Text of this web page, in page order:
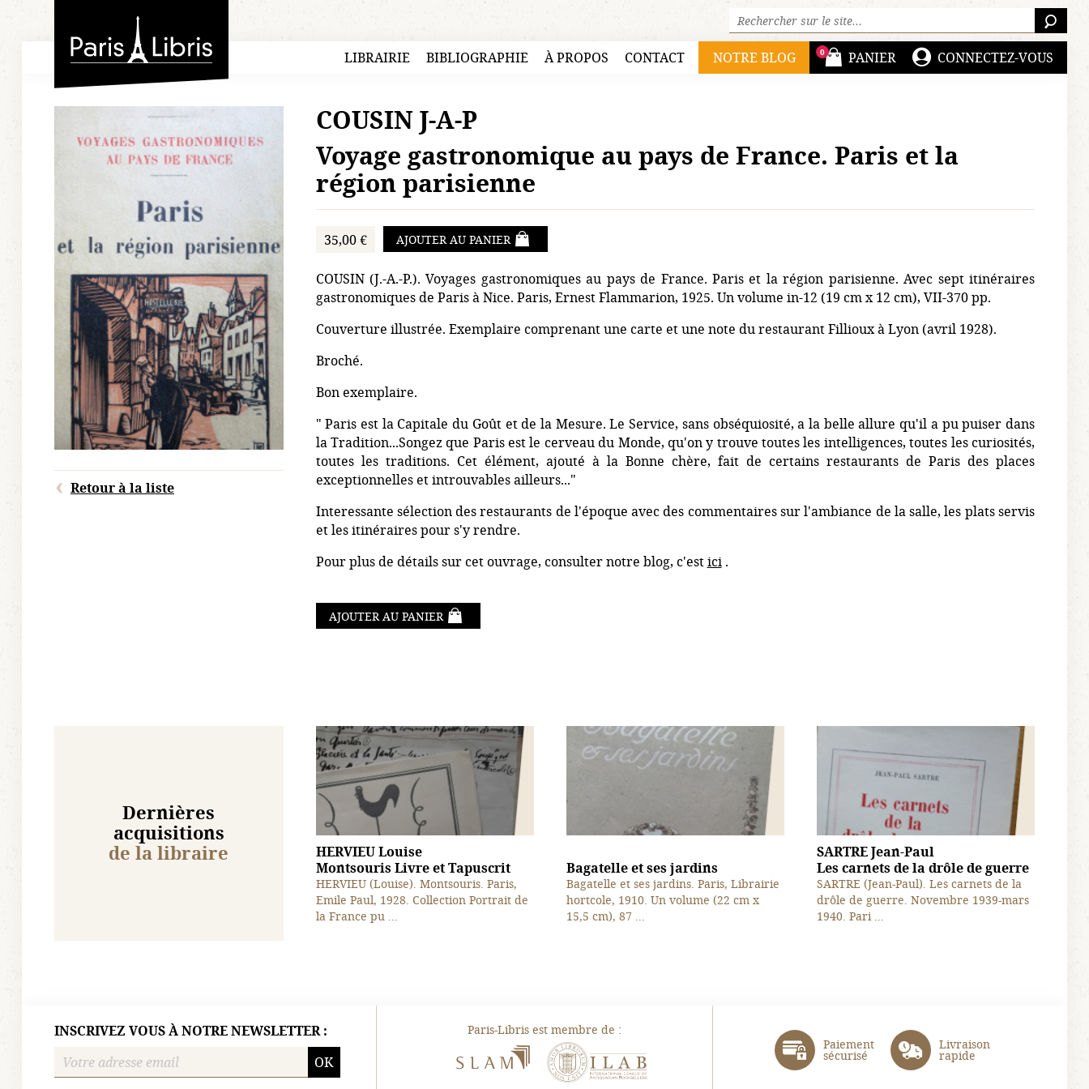
Rechercher sur le site :
LIBRAIRIE
BIBLIOGRAPHIE À PROPOS CONTACT NOTRE BLOG PANIER
0 CONNECTEZ-VOUS
Retour à la liste
COUSIN J-A-P
Voyage gastronomique au pays de France. Paris et la
région parisienne
35,00 € AJOUTER AU PANIER
COUSIN (J.-A.-P.). Voyages gastronomiques au pays de France. Paris et la région parisienne. Avec sept itinéraires
gastronomiques de Paris à Nice. Paris, Ernest Flammarion, 1925. Un volume in-12 (19 cm x 12 cm), VII-370 pp.
Couverture illustrée. Exemplaire comprenant une carte et une note du restaurant Fillioux à Lyon (avril 1928).
Broché.
Bon exemplaire.
" Paris est la Capitale du Goût et de la Mesure. Le Service, sans obséquiosité, a la belle allure qu'il a pu puiser dans
la Tradition...Songez que Paris est le cerveau du Monde, qu'on y trouve toutes les intelligences, toutes les curiosités,
toutes les traditions. Cet élément, ajouté à la Bonne chère, fait de certains restaurants de Paris des places
exceptionnelles et introuvables ailleurs..."
Interessante sélection des restaurants de l'époque avec des commentaires sur l'ambiance de la salle, les plats servis
et les itinéraires pour s'y rendre.
Pour plus de détails sur cet ouvrage, consulter notre blog, c'estici .
AJOUTER AU PANIER
Dernières
acquisitions
de la libraire
HERVIEU Louise
Montsouris Livre et Tapuscrit
HERVIEU (Louise). Montsouris. Paris,
Emile Paul, 1928. Collection Portrait de
la France pu ...
Bagatelle et ses jardins
Bagatelle et ses jardins. Paris, Librairie
hortcole, 1910. Un volume (22 cm x
15,5 cm), 87 ...
SARTRE Jean-Paul
Les carnets de la drôle de guerre
SARTRE (Jean-Paul). Les carnets de la
drôle de guerre. Novembre 1939-mars
1940. Pari ...
INSCRIVEZ VOUS À NOTRE NEWSLETTER :
OK
Paris-Libris est membre de :
SLAM Paiement
sécurisé
Livraison
rapide